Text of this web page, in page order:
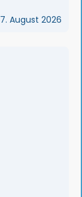
7. August 2026